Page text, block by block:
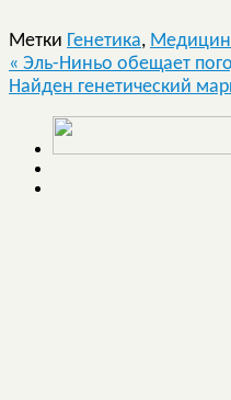
Метки Генетика,
« Эль-Ниньо обещает
Найден генетический